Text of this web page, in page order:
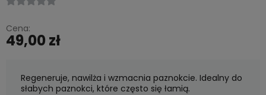
Cena:
49,00 zł
Regeneruje, nawilża i wzmacnia paznokcie. Idealny do
słabych paznokci, które często się łamią.